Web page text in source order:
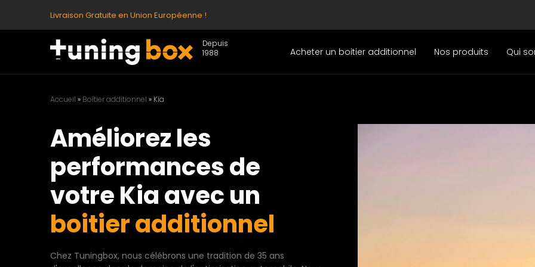
Livraison Gratuite en Union Européenne !
Depuis
1988
Acheter un boitier additionnel Nos produits Qui
Accueil » Boîtier additionnel » Kia
Améliorez les
performances de
votre Kia avec un
boitier additionnel
Chez Tuningbox, nous célébrons une tradition de 35 ans